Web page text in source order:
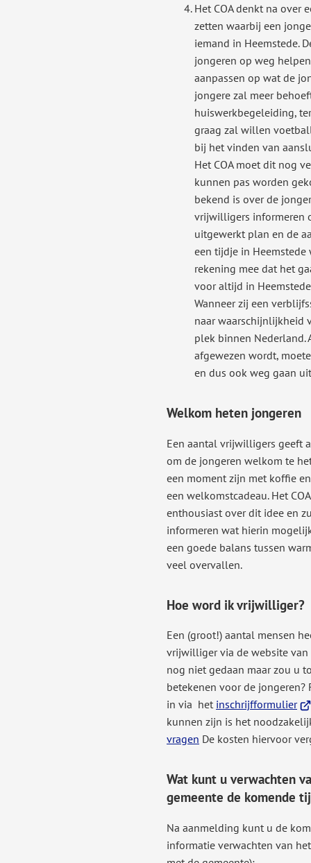
Het COA denkt na over
zetten waarbij een
iemand in Heemstede.
jongeren op weg
aanpassen op wat de
jongere zal meer
huiswerkbegeleiding,
graag zal willen
bij het vinden van
Het COA moet dit nog
kunnen pas worden
bekend is over de
vrijwilligers informeren
uitgewerkt plan en de
een tijdje in Heemstede
rekening mee dat het
voor altijd in
Wanneer zij een
naar waarschijnlijkheid
plek binnen Nederland.
afgewezen wordt,
en dus ook weg gaan
Welkom heten jongeren
Een aantal vrijwilligers geeft
om de jongeren welkom te
een moment zijn met koffie
een welkomstcadeau. Het
enthousiast over dit idee en
informeren wat hierin
een goede balans tussen
veel overvallen.
Hoe word ik vrijwilliger?
Een (groot!) aantal mensen
vrijwilliger via de website van
nog niet gedaan maar zou u
betekenen voor de jongeren?
in via het inschrijfformulier
kunnen zijn is het
vragen De kosten hiervoor
Wat kunt u verwachten
gemeente de komende
Na aanmelding kunt u de
informatie verwachten van